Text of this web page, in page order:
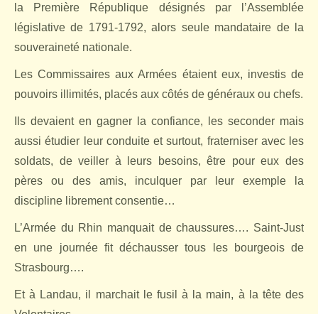
la Première République désignés par l’Assemblée
législative de 1791-1792, alors seule mandataire de la
souveraineté nationale.
Les Commissaires aux Armées étaient eux, investis de
pouvoirs illimités, placés aux côtés de généraux ou chefs.
Ils devaient en gagner la confiance, les seconder mais
aussi étudier leur conduite et surtout, fraterniser avec les
soldats, de veiller à leurs besoins, être pour eux des
pères ou des amis, inculquer par leur exemple la
discipline librement consentie…
L’Armée du Rhin manquait de chaussures…. Saint-Just
en une journée fit déchausser tous les bourgeois de
Strasbourg….
Et à Landau, il marchait le fusil à la main, à la tête des